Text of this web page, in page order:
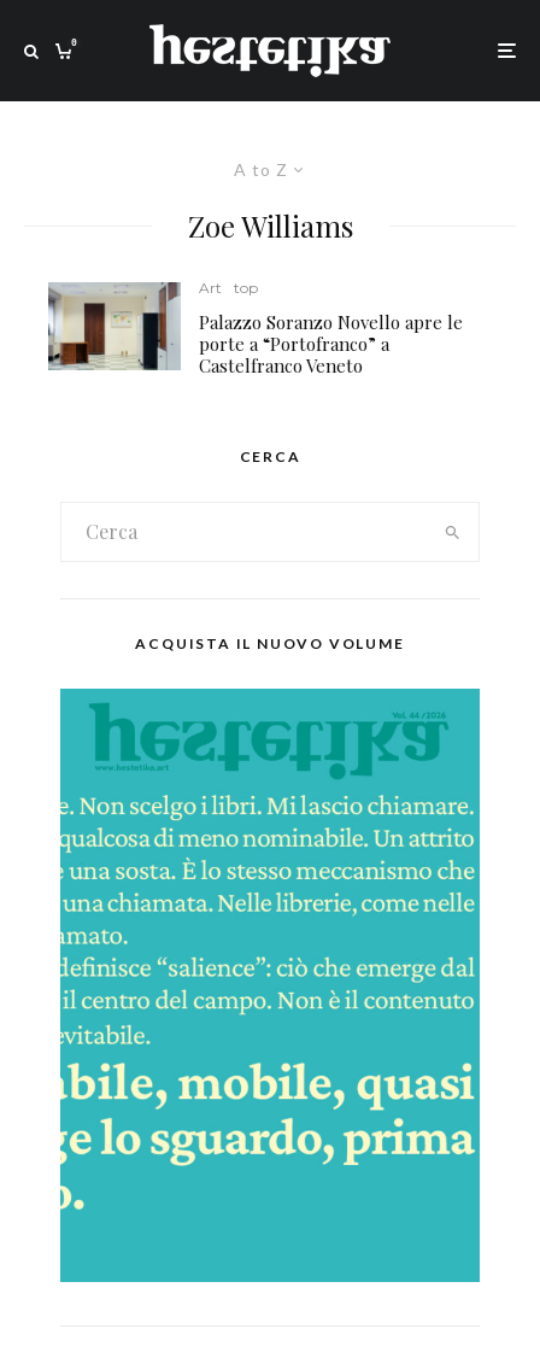
0
A to Z
Zoe Williams
Art top
Palazzo Soranzo Novello apre le
porte a “Portofranco” a
Castelfranco Veneto
CERCA
ACQUISTA IL NUOVO VOLUME